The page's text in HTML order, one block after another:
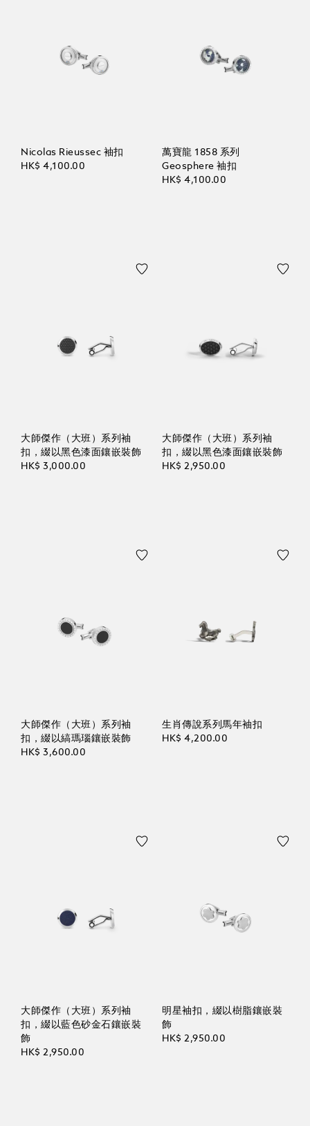
Nicolas Rieussec 袖扣
HK$ 4,100.00
萬寶龍 1858 系列
Geosphere 袖扣
HK$ 4,100.00
大師傑作（大班）系列袖
扣，綴以黑色漆面鑲嵌裝飾
HK$ 3,000.00
大師傑作（大班）系列袖
扣，綴以黑色漆面鑲嵌裝飾
HK$ 2,950.00
大師傑作（大班）系列袖
扣，綴以縞瑪瑙鑲嵌裝飾
HK$ 3,600.00
生肖傳說系列馬年袖扣
HK$ 4,200.00
大師傑作（大班）系列袖
扣，綴以藍色砂金石鑲嵌裝
飾
HK$ 2,950.00
明星袖扣，綴以樹脂鑲嵌裝
飾
HK$ 2,950.00